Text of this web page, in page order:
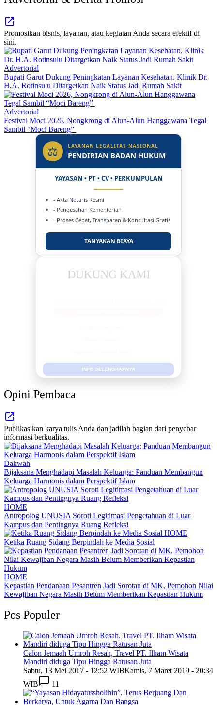
Promosikan bisnis, layanan, atau kegiatan Anda secara efektif di
sini.
Advertorial
Bupati Garut Dukung Peningkatan Layanan Kesehatan, Klinik Dr.
H.A. Rotinsulu Ditargetkan Naik Status Jadi Rumah Sakit
Advertorial
Festival Moci 2026, Nongkrong di Alun-Alun Hanggawana Tegal
Sambil “Moci Bareng”
⚖ LAYANAN LEGALITAS NASIONAL
PENDIRIAN BADAN HUKUM
YAYASAN • PT • CV • PERKUMPULAN
- Akta Notaris Resmi
- Pengesahan Kementerian
- Proses Cepat, Transparan & Konsultasi Gratis
TANYAKAN BIAYA
DUKUNG KAMI
INFO SELENGKAPNYA
Opini Pembaca
Publikasikan karya tulis Anda dan jadilah bagian dari penyebar
informasi berkualitas.
Dakwah
Bijaksana Menghadapi Masalah Keluarga: Panduan Membangun
Keluarga Harmonis dalam Perspektif Islam
HOME
Antropolog UNUSIA Soroti Legitimasi Pengetahuan di Luar
Kampus dan Pentingnya Ruang Refleksi
HOME
Ketika Ruang Sidang Berpindah ke Media Sosial
HOME
Kepastian Pendanaan Pesantren Jadi Sorotan di MK, Pemohon Nilai
Kewajiban Negara Masih Belum Memberikan Kepastian Hukum
Pos Populer
Calon Jemaah Umroh Resah, Travel PT. Ilham Wisata
Mandiri diduga Tipu Hingga Ratusan Juta
Sabtu, 13 Mei 2017 - 12:52 WIBKamis, 7 Maret 2019 - 20:34
WIB
11